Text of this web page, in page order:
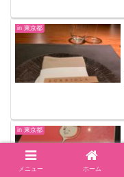
in 東京都
in 東京都
メニュー ホーム